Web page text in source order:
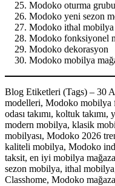
Modoko oturma grubu
Modoko yeni sezon
Modoko ithal mobilya
Modoko fonksiyonel
Modoko dekorasyon
Modoko mobilya
Blog Etiketleri (Tags) – 30
modelleri, Modoko mobilya
odası takımı, koltuk
modern mobilya, klasik
mobilyası, Modoko 2026
kaliteli mobilya, Modoko
taksit, en iyi mobilya
sezon mobilya, ithal
Classhome, Modoko